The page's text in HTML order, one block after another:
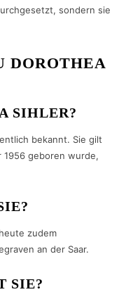
sondern sie
DOROTHEA
SIHLER?
bekannt. Sie gilt
1956 geboren wurde,
zudem
an der Saar.
SIE?